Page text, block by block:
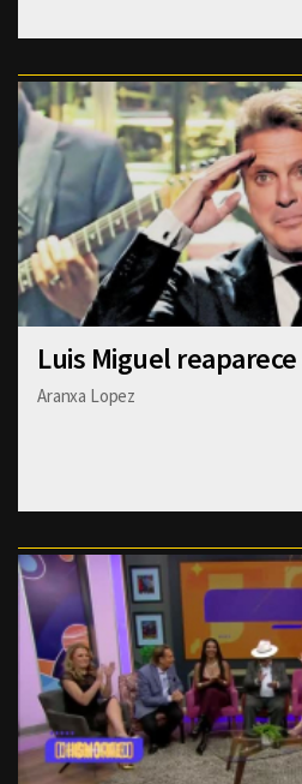
Luis Miguel reaparece
Aranxa Lopez